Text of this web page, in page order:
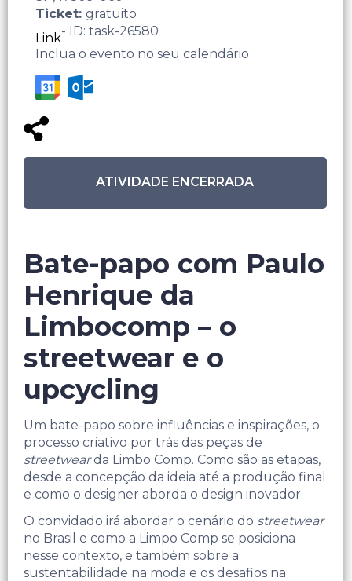
Ticket: gratuito
Link- ID: task-26580
Inclua o evento no seu calendário
ATIVIDADE ENCERRADA
Bate-papo com Paulo
Henrique da
Limbocomp – o
streetwear e o
upcycling
Um bate-papo sobre influências e inspirações, o
processo criativo por trás das peças de
streetwearda Limbo Comp. Como são as etapas,
desde a concepção da ideia até a produção final
e como o designer aborda o design inovador.
O convidado irá abordar o cenário do streetwear
no Brasil e como a Limpo Comp se posiciona
nesse contexto, e também sobre a
sustentabilidade na moda e os desafios na